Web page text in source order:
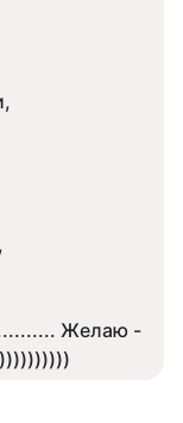
Желаю -